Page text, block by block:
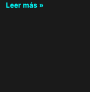
Leer más »